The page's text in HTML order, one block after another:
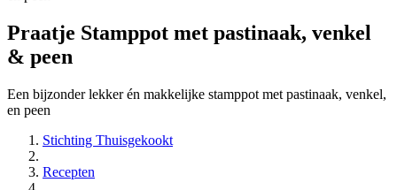
Praatje Stamppot met pastinaak, venkel
& peen
Een bijzonder lekker én makkelijke stamppot met pastinaak, venkel,
en peen
Stichting Thuisgekookt
Recepten